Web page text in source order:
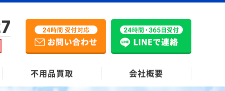
不用品買取 会社概要